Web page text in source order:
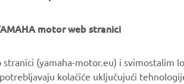
eBike systems
motor web stranici
stranici (yamaha-motor.eu) i svimostalim
kolačiće uključujući